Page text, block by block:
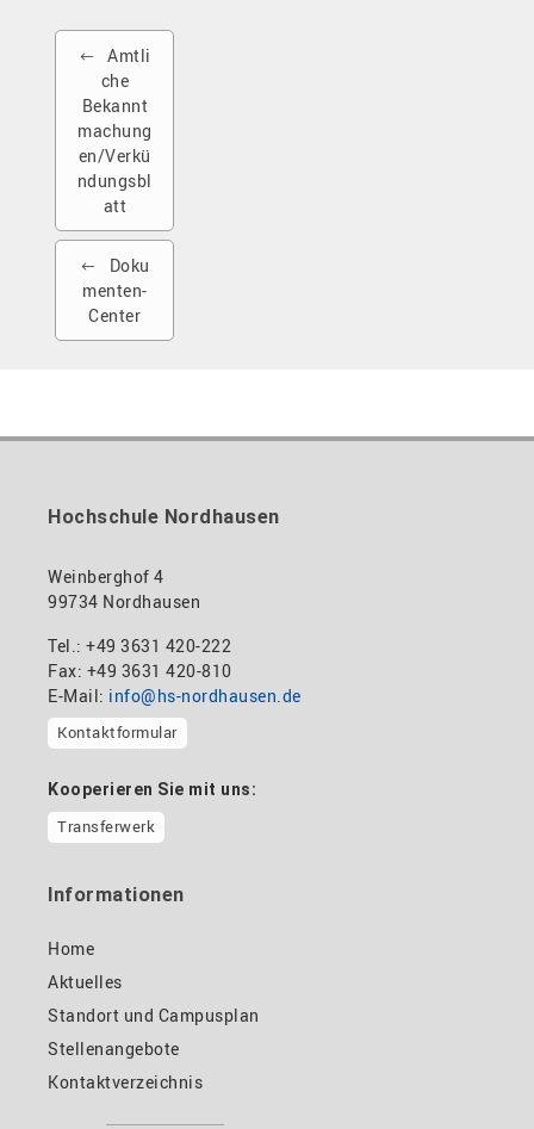
Amtli
che
Bekannt
machung
en/Verkü
ndungsbl
att
Doku
menten-
Center
Hochschule Nordhausen
Weinberghof 4
99734 Nordhausen
Tel.: +49 3631 420-222
Fax: +49 3631 420-810
E-Mail: info@hs-nordhausen.de
Kontaktformular
Kooperieren Sie mit uns:
Transferwerk
Informationen
Home
Aktuelles
Standort und Campusplan
Stellenangebote
Kontaktverzeichnis